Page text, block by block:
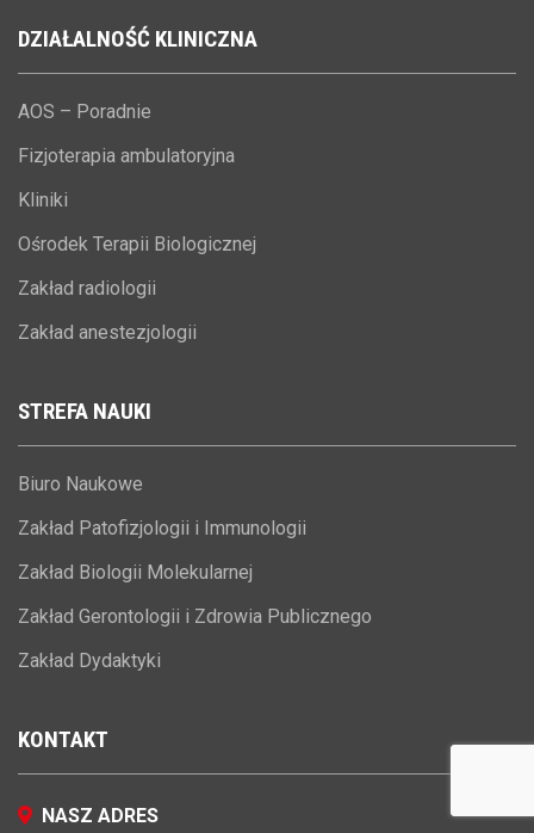
DZIAŁALNOŚĆ KLINICZNA
AOS – Poradnie
Fizjoterapia ambulatoryjna
Kliniki
Ośrodek Terapii Biologicznej
Zakład radiologii
Zakład anestezjologii
STREFA NAUKI
Biuro Naukowe
Zakład Patofizjologii i Immunologii
Zakład Biologii Molekularnej
Zakład Gerontologii i Zdrowia Publicznego
Zakład Dydaktyki
KONTAKT
NASZ ADRES